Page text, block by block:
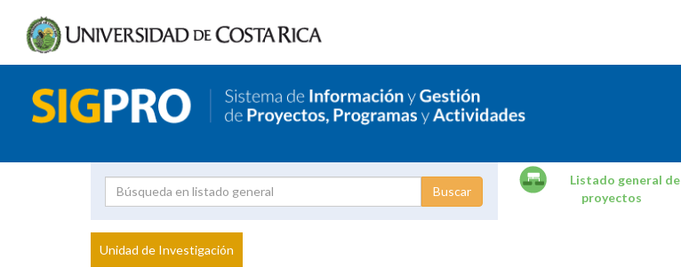
Proyecto
Investigador
Listado general de
proyectos
Unidad de Investigación